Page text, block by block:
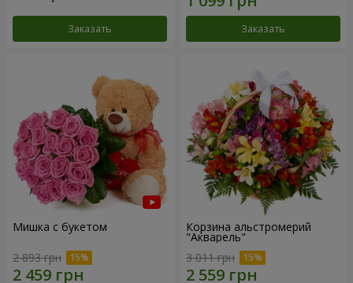
Заказать Заказать
Мишка с букетом
2 893 грн
Корзина альстромерий
"Акварель"
3 011 грн